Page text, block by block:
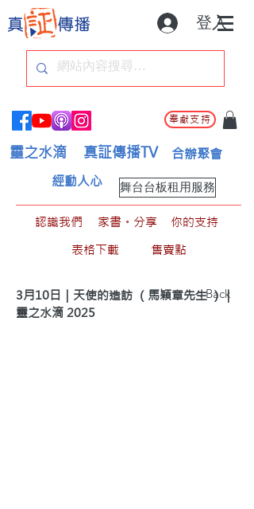
登入
奉獻支持
靈之水滴 真証傳播TV 合辦聚會
舞台台板租用服務
經動人心
認識我們 家書。分享
你的支持
表格下載
售賣點
3月10日｜天使的造訪 （馬穎章先生 ）｜
靈之水滴 2025
< Back